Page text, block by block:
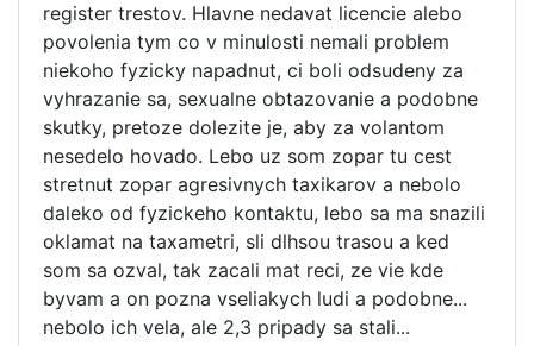
register trestov. Hlavne nedavat licencie alebo
povolenia tym co v minulosti nemali problem
niekoho fyzicky napadnut, ci boli odsudeny za
vyhrazanie sa, sexualne obtazovanie a podobne
skutky, pretoze dolezite je, aby za volantom
nesedelo hovado. Lebo uz som zopar tu cest
stretnut zopar agresivnych taxikarov a nebolo
daleko od fyzickeho kontaktu, lebo sa ma snazili
oklamat na taxametri, sli dlhsou trasou a ked
som sa ozval, tak zacali mat reci, ze vie kde
byvam a on pozna vseliakych ludi a podobne...
nebolo ich vela, ale 2,3 pripady sa stali...